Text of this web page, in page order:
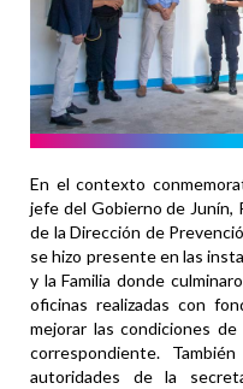
En el contexto
jefe del Gobierno de Junín,
de la Dirección de
se hizo presente en las
y la Familia donde
oficinas realizadas con
mejorar las condiciones
correspondiente.
autoridades de la